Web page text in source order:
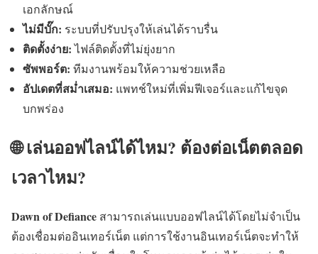
เอกลักษณ์
ไม่มีบั๊ก: ระบบที่ปรับปรุงให้เล่นได้ราบรื่น
ติดตั้งง่าย:ไฟล์ติดตั้งที่ไม่ยุ่งยาก
ซัพพอร์ต: ทีมงานพร้อมให้ความช่วยเหลือ
อัปเดตที่สม่ำเสมอ: แพทช์ใหม่ที่เพิ่มฟีเจอร์และแก้ไขจุด
บกพร่อง
🌐 เล่นออฟไลน์ได้ไหม? ต้องต่อเน็ตตลอด
เวลาไหม?
Dawn of Defiance สามารถเล่นแบบออฟไลน์ได้โดยไม่จำเป็น
ต้องเชื่อมต่ออินเทอร์เน็ต แต่การใช้งานอินเทอร์เน็ตจะทำให้